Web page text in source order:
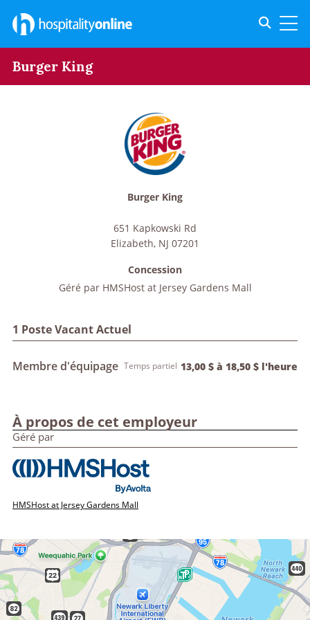
Burger King
1 Poste Vacant Actuel
Membre d'équipage Temps partiel 13,00 $ à 18,50 $ l'heure
Burger King
651 Kapkowski Rd
Elizabeth, NJ 07201
Concession
Géré par HMSHost at Jersey Gardens Mall
À propos de cet employeur
Géré par
HMSHost at Jersey Gardens Mall